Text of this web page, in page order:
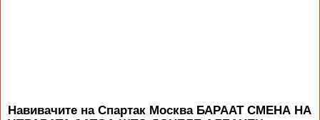
Навивачите на Спартак Москва БАРААТ СМЕНА НА